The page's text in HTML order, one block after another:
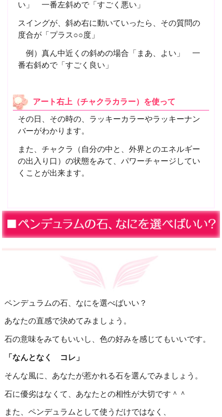
い」 一番左斜めで「すごく悪い」
スイングが、斜め右に動いていったら、その質問の
度合が「プラス○○度」
例）真ん中近くの斜めの場合「まあ、よい」 一
番右斜めで「すごく良い」
アート右上（チャクラカラー）を使って
その日、その時の、ラッキーカラーやラッキーナン
バーがわかります。
また、チャクラ（自分の中と、外界とのエネルギー
の出入り口）の状態をみて、パワーチャージしてい
くことが出来ます。
ペンデュラムの石、なにを選べばいい？
あなたの直感で決めてみましょう。
石の意味をみてもいいし、色の好みを感じてもいいです。
「なんとなく コレ」
そんな風に、あなたが惹かれる石を選んでみましょう。
石に優劣はなくて、あなたとの相性が大切です＾＾
また、ペンデュラムとして使うだけではなく、